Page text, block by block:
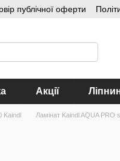
публічної оферти
Акції
Kaindl Ламінат Kaindl AQUA PRO